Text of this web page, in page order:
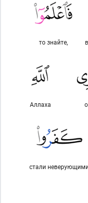
то знайте,
Аллаха
стали неверующими